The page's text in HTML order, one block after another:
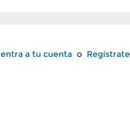
entra a tu cuenta o Regístrate